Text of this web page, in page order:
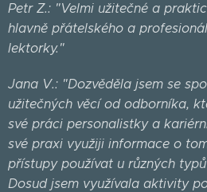
Petr Z.: "Velmi užitečné a
hlavně přátelského a
lektorky."
Jana V.: "Dozvěděla jsem se
užitečných věcí od odborníka,
své práci personalistky a
své praxi využiji informace o
přístupy používat u různých
Dosud jsem využívala aktivity